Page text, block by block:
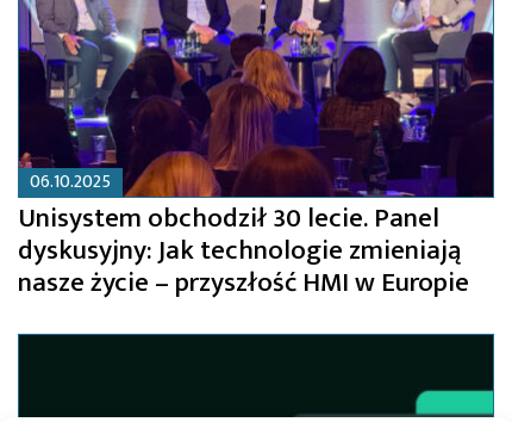
06.10.2025
Unisystem obchodził 30 lecie. Panel
dyskusyjny: Jak technologie zmieniają
nasze życie – przyszłość HMI w Europie